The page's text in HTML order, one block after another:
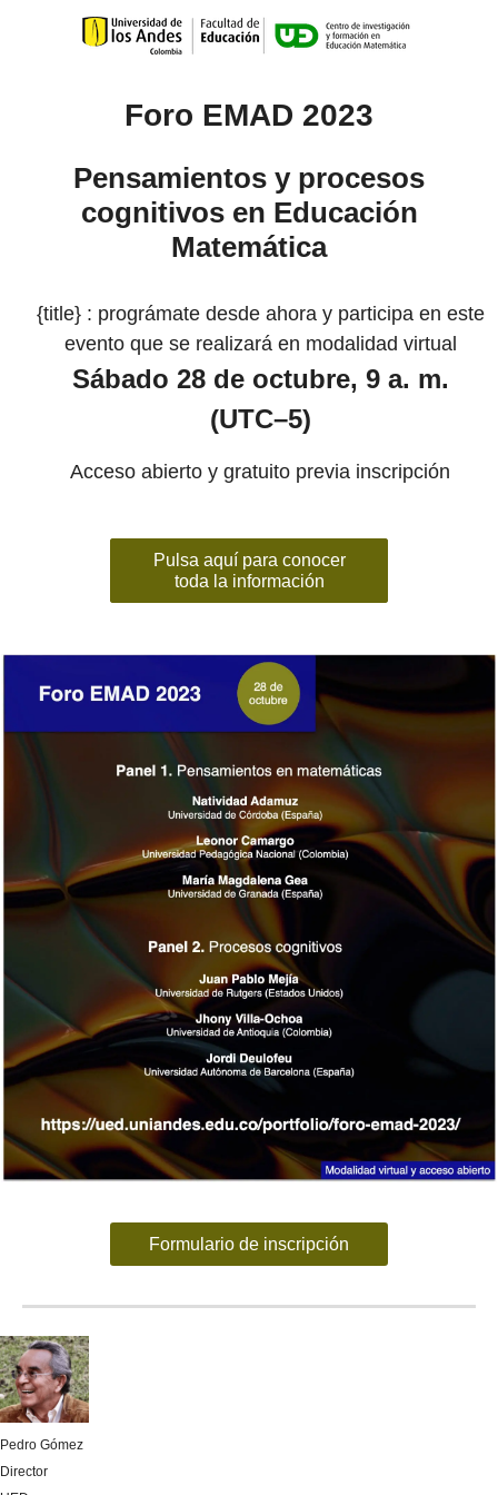
Foro EMAD 2023
Pensamientos y procesos
cognitivos en Educación
Matemática
{title} : prográmate desde ahora y participa en este
evento que se realizará en modalidad virtual
Sábado 28 de octubre, 9 a. m.
(UTC–5)
Acceso abierto y gratuito previa inscripción
Pulsa aquí para conocer
toda la información
Formulario de inscripción
Pedro Gómez
Director